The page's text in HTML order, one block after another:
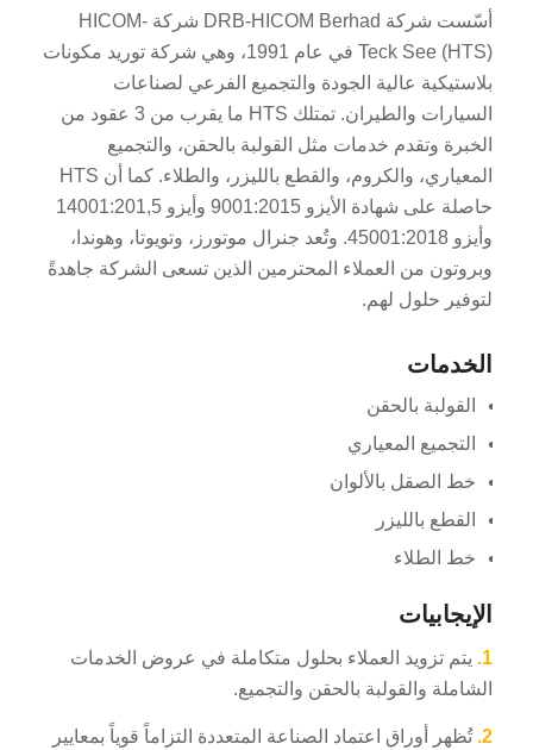
أسّست شركة DRB-HICOM Berhad شركة HICOM-
Teck See (HTS) في عام 1991، وهي شركة توريد مكونات
بلاستيكية عالية الجودة والتجميع الفرعي لصناعات
السيارات والطيران. تمتلك HTS ما يقرب من 3 عقود من
الخبرة وتقدم خدمات مثل القولبة بالحقن، والتجميع
المعياري، والكروم، والقطع بالليزر، والطلاء. كما أن HTS
حاصلة على شهادة الأيزو 9001:2015 وأيزو 14001:201,5
وأيزو 45001:2018. وتُعد جنرال موتورز، وتويوتا، وهوندا،
وبروتون من العملاء المحترمين الذين تسعى الشركة جاهدةً
لتوفير حلول لهم.
الخدمات
القولبة بالحقن
التجميع المعياري
خط الصقل بالألوان
القطع بالليزر
خط الطلاء
الإيجابيات
1. يتم تزويد العملاء بحلول متكاملة في عروض الخدمات
الشاملة والقولبة بالحقن والتجميع.
2. تُظهر أوراق اعتماد الصناعة المتعددة التزاماً قوياً بمعايير